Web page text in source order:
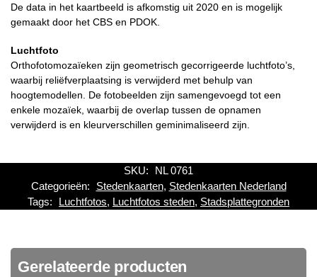
De data in het kaartbeeld is afkomstig uit 2020 en is mogelijk
gemaakt door het CBS en PDOK.
Luchtfoto
Orthofotomozaïeken zijn geometrisch gecorrigeerde luchtfoto’s,
waarbij reliëfverplaatsing is verwijderd met behulp van
hoogtemodellen. De fotobeelden zijn samengevoegd tot een
enkele mozaïek, waarbij de overlap tussen de opnamen
verwijderd is en kleurverschillen geminimaliseerd zijn.
SKU:
NL 0761
Categorieën:
Stedenkaarten, Stedenkaarten Nederland
Tags:
Luchtfotos, Luchtfotos steden, Stadsplattegronden
Gerelateerde producten